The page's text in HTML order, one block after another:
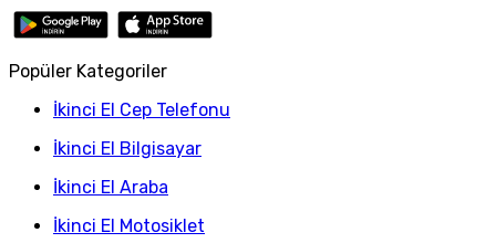
Popüler Kategoriler
İkinci El Cep Telefonu
İkinci El Bilgisayar
İkinci El Araba
İkinci El Motosiklet